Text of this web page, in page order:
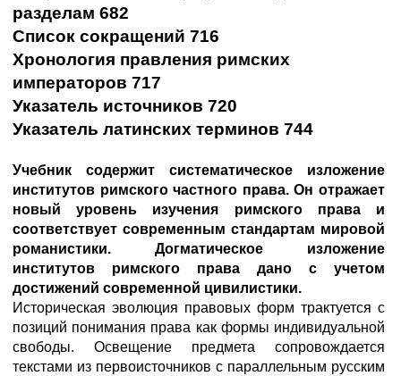
разделам 682
Список сокращений 716
Хронология правления римских
императоров 717
Указатель источников 720
Указатель латинских терминов 744
Учебник содержит систематическое изложение
институтов римского частного права. Он отражает
новый уровень изучения римского права и
соответствует современным стандартам мировой
романистики. Догматическое изложение
институтов римского права дано с учетом
достижений современной цивилистики.
Историческая эволюция правовых форм трактуется с
позиций понимания права как формы индивидуальной
свободы. Освещение предмета сопровождается
текстами из первоисточников с параллельным русским